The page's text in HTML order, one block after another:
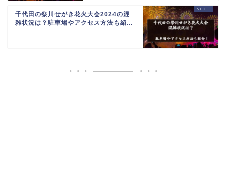
千代田の祭川せがき花火大会2024の混
雑状況は？駐車場やアクセス方法も紹...